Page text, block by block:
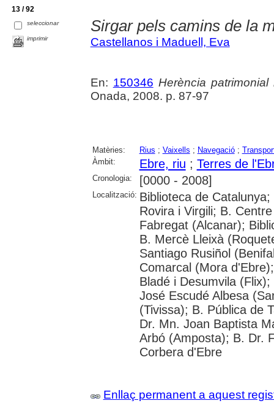
13 / 92
seleccionar
imprimir
Sirgar pels camins de la
Castellanos i Maduell, Eva
En: 150346 Herència
Onada, 2008. p. 87-97
Matèries: Rius ; Vaixells ; Navegació;
Àmbit:
Ebre, riu ; Terres de
Cronologia: [0000 - 2008]
Localització: Biblioteca de
Rovira i Virgili; B.
Fabregat (Alcanar);
B. Mercè Lleixà
Santiago Rusiñol
Comarcal (Mora
Bladé i Desumvila
José Escudé Albesa
(Tivissa); B. Pública de
Dr. Mn. Joan Baptista
Arbó (Amposta); B. Dr.
Corbera d'Ebre
Enllaç permanent a aquest